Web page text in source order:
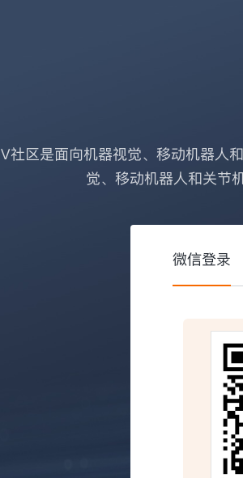
V社区是面向机器视觉、移动机器人
觉、移动机器人和关节
微信登录